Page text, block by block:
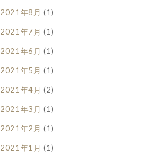
2021年8月 (1)
2021年7月 (1)
2021年6月 (1)
2021年5月 (1)
2021年4月 (2)
2021年3月 (1)
2021年2月 (1)
2021年1月 (1)